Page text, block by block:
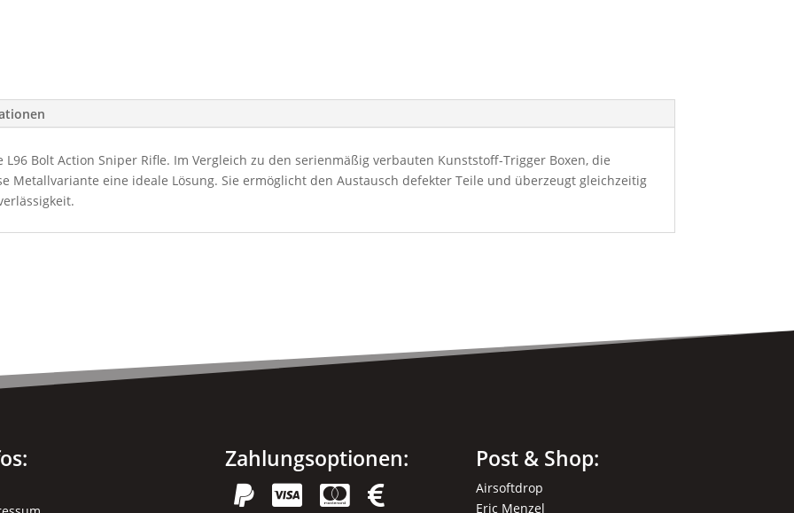
Bolt Action Sniper Rifle. Im Vergleich zu den serienmäßig verbauten Kunststoff-Trigger Boxen, die
Metallvariante eine ideale Lösung. Sie ermöglicht den Austausch defekter Teile und überzeugt gleichzeitig
Zahlungsoptionen:
   
Post & Shop:
Airsoftdrop
Eric Menzel